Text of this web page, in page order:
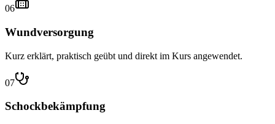
06
Wundversorgung
Kurz erklärt, praktisch geübt und direkt im Kurs angewendet.
07
Schockbekämpfung